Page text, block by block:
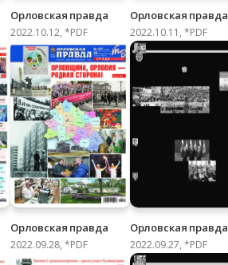
Орловская правда
2022.10.12, *PDF
Орловская правда
2022.10.11, *PDF
Орловская правда
2022.09.28, *PDF
Орловская правда
2022.09.27, *PDF